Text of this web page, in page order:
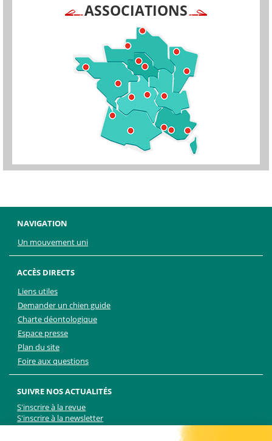
ASSOCIATIONS
NAVIGATION
Un mouvement uni
ACCÈS DIRECTS
Liens utiles
Demander un chien guide
Charte déontologique
Espace presse
Plan du site
Foire aux questions
SUIVRE NOS ACTUALITÉS
S'inscrire à la revue
S'inscrire à la newsletter
TikTok